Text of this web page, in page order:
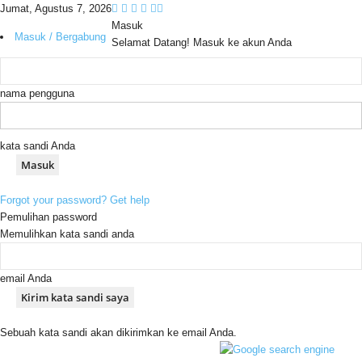
Jumat, Agustus 7, 2026
Masuk / Bergabung
Masuk
Selamat Datang! Masuk ke akun Anda
nama pengguna
kata sandi Anda
Forgot your password? Get help
Pemulihan password
Memulihkan kata sandi anda
email Anda
Sebuah kata sandi akan dikirimkan ke email Anda.